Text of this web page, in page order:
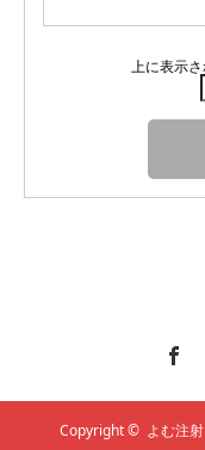
上に表示さ
Copyright © よむ注